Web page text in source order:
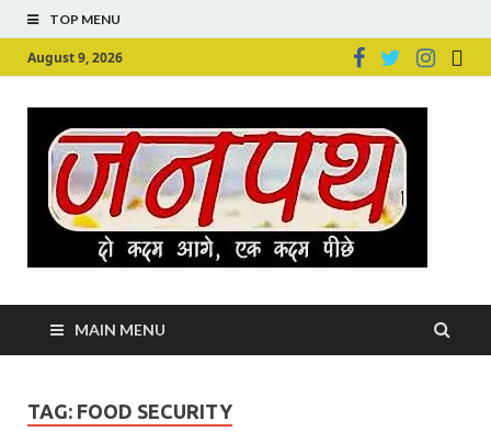
TOP MENU
August 9, 2026
MAIN MENU
TAG: FOOD SECURITY